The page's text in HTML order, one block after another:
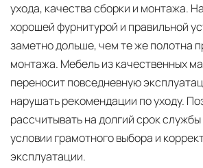
ухода, качества сборки и монтажа.
хорошей фурнитурой и правильной
заметно дольше, чем те же полотна
монтажа. Мебель из качественных
переносит повседневную
нарушать рекомендации по уходу.
рассчитывать на долгий срок
условии грамотного выбора и
эксплуатации.